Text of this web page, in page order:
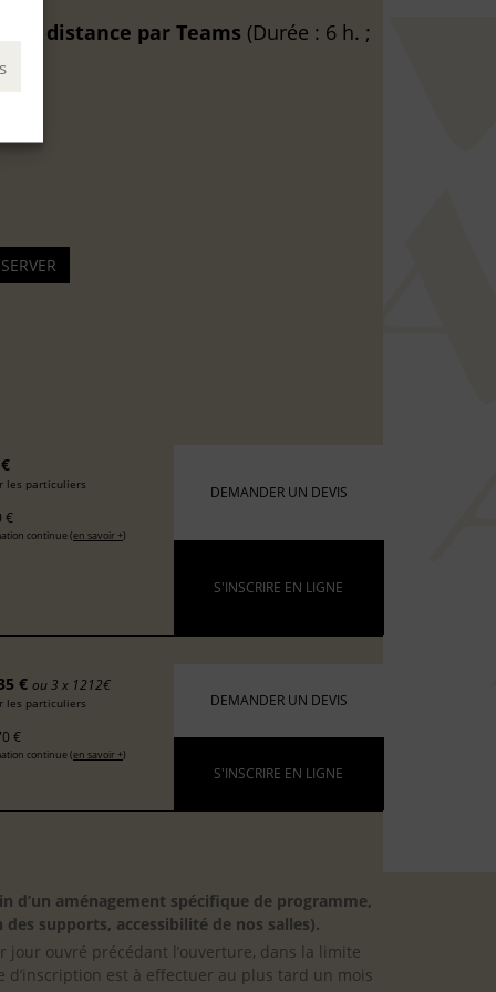
A distance par Teams (Durée : 6 h. ;
les particuliers
€
continue (en savoir +)
DEMANDER UN DEVIS
S'INSCRIRE EN LIGNE
€ ou 3 x 1212€
les particuliers
€
continue (en savoir +)
DEMANDER UN DEVIS
S'INSCRIRE EN LIGNE
d’un aménagement spécifique de programme,
supports, accessibilité de nos salles).
jour ouvré précédant l’ouverture, dans la limite
est à effectuer au plus tard un mois